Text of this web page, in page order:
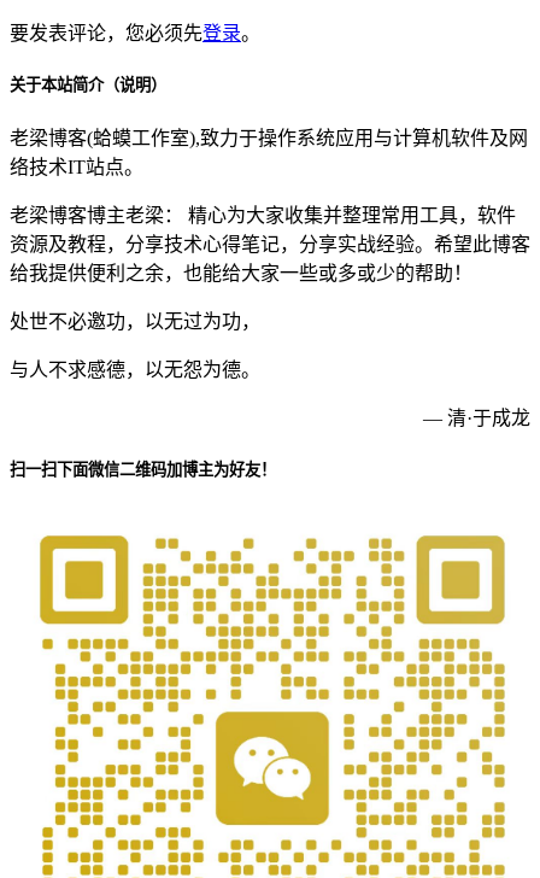
要发表评论，您必须先登录。
关于本站简介（说明）
老梁博客(蛤蟆工作室),致力于操作系统应用与计算机软件及网
络技术IT站点。
老梁博客博主老梁： 精心为大家收集并整理常用工具，软件
资源及教程，分享技术心得笔记，分享实战经验。希望此博客
给我提供便利之余，也能给大家一些或多或少的帮助！
处世不必邀功，以无过为功，
与人不求感德，以无怨为德。
— 清·于成龙
扫一扫下面微信二维码加博主为好友！